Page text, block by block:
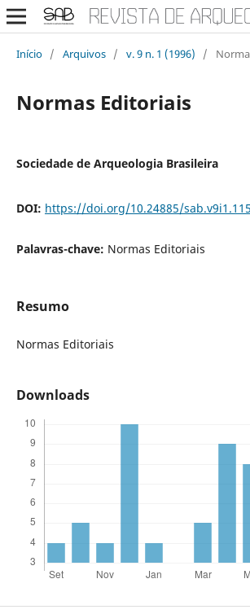
Início / Arquivos / v. 9 n. 1 (1996) /
Normas Editoriais
Sociedade de Arqueologia Brasileira
DOI: https://doi.org/10.24885/sab.v9i1.115
Palavras-chave: Normas Editoriais
Resumo
Normas Editoriais
Downloads